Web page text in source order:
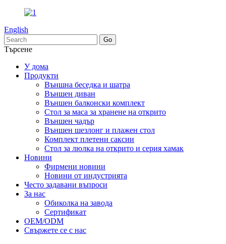
English
Търсене
У дома
Продукти
Външна беседка и шатра
Външен диван
Външен балконски комплект
Стол за маса за хранене на открито
Външен чадър
Външен шезлонг и плажен стол
Комплект плетени саксии
Стол за люлка на открито и серия хамак
Новини
Фирмени новини
Новини от индустрията
Често задавани въпроси
За нас
Обиколка на завода
Сертификат
OEM/ODM
Свържете се с нас